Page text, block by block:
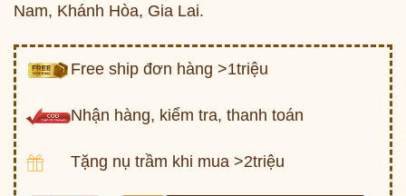
Nam, Khánh Hòa, Gia Lai.
Free ship đơn hàng >1triệu
Nhận hàng, kiểm tra, thanh toán
Tặng nụ trầm khi mua >2triệu